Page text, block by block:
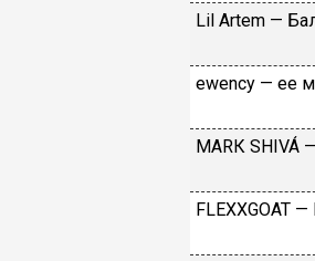
Lil Аrtеm —
​еwеnсy — ee
МАRК SНIVÁ
FLЕХХGОАТ —